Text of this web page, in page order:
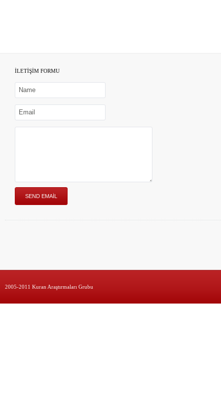
İLETİŞİM FORMU
2005-2011 Kuran Araştırmaları Grubu